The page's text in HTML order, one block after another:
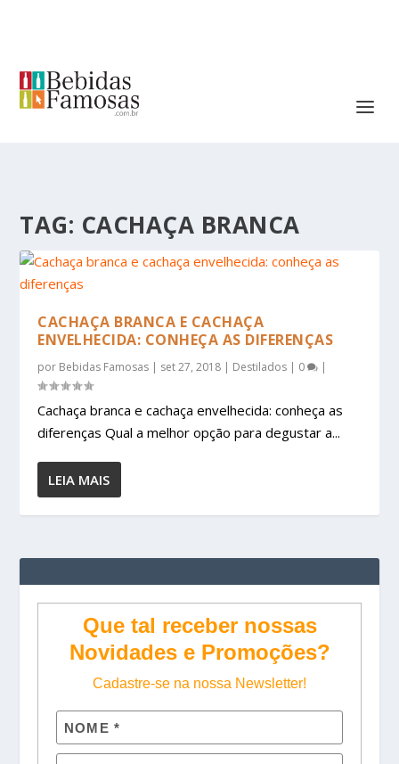
TAG: CACHAÇA BRANCA
CACHAÇA BRANCA E CACHAÇA
ENVELHECIDA: CONHEÇA AS DIFERENÇAS
por Bebidas Famosas | set 27, 2018 | Destilados | 0 |
Cachaça branca e cachaça envelhecida: conheça as
diferenças Qual a melhor opção para degustar a...
LEIA MAIS
Que tal receber nossas
Novidades e Promoções?
Cadastre-se na nossa Newsletter!